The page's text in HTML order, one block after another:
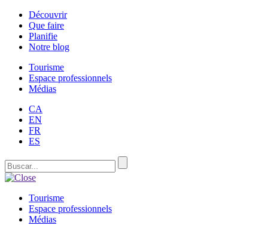
Découvrir
Que faire
Planifie
Notre blog
Tourisme
Espace professionnels
Médias
CA
EN
FR
ES
Tourisme
Espace professionnels
Médias